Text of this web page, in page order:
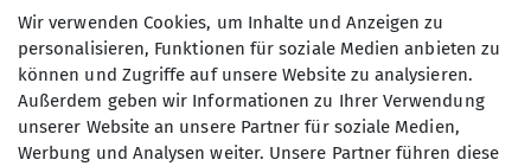
Matthesstraße 20
09113 Chemnitz
Hintere Turnhalle der Schule
Montessori
Wir verwenden Cookies, um Inhalte und Anzeigen zu
personalisieren, Funktionen für soziale Medien anbieten zu
können und Zugriffe auf unsere Website zu analysieren.
Außerdem geben wir Informationen zu Ihrer Verwendung
unserer Website an unsere Partner für soziale Medien,
Werbung und Analysen weiter. Unsere Partner führen diese